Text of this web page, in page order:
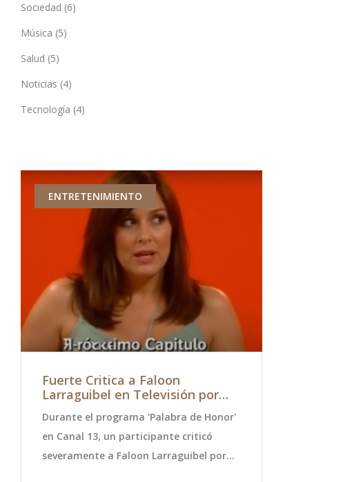
Sociedad (6)
Música (5)
Salud (5)
Noticias (4)
Tecnología (4)
ENTRETENIMIENTO
Fuerte Critica a Faloon
Larraguibel en Televisión por
Adultos
Durante el programa 'Palabra de Honor'
en Canal 13, un participante criticó
severamente a Faloon Larraguibel por